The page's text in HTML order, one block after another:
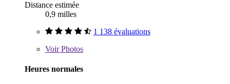
Distance estimée
0,9 milles
1 138 évaluations
VoirPhotos
Heures normales